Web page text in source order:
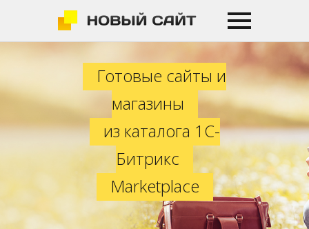
Готовые сайты и магазины из
Готовые сайты и
магазины
из каталога 1C-
Битрикс
Marketplace